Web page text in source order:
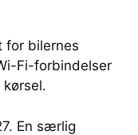
for bilernes
Fi-forbindelser
En særlig